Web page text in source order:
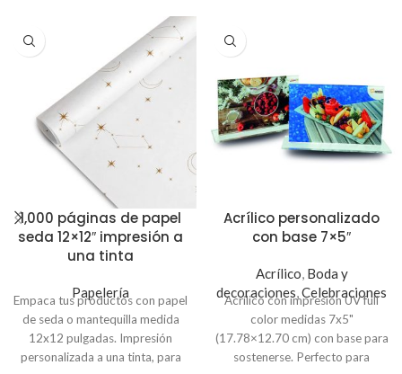
1,000 páginas de papel
seda 12×12″ impresión a
una tinta
Papelería
Empaca tus productos con papel
de seda o mantequilla medida
12x12 pulgadas. Impresión
personalizada a una tinta, para
Acrílico personalizado
con base 7×5″
Acrílico, Boda y
decoraciones,Celebraciones
Acrílico con impresión UV full
color medidas 7x5"
(17.78×12.70 cm) con base para
sostenerse. Perfecto para